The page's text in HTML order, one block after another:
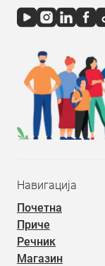
Навигација
Почетна
Приче
Речник
Магазин